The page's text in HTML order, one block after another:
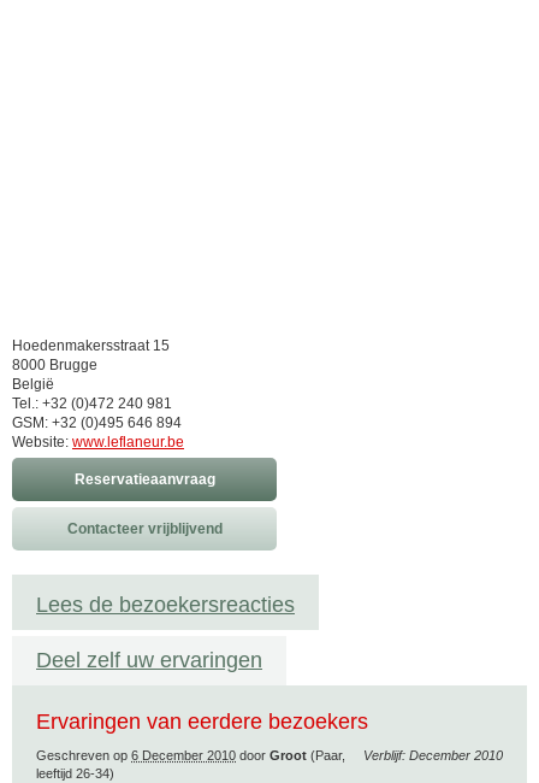
Hoedenmakersstraat 15
8000 Brugge
België
Tel.: +32 (0)472 240 981
GSM: +32 (0)495 646 894
Website: www.leflaneur.be
Reservatieaanvraag
Contacteer vrijblijvend
Lees de bezoekersreacties
Deel zelf uw ervaringen
Ervaringen van eerdere bezoekers
Verblijf: December 2010
Geschreven op 6 December 2010 door Groot (Paar,
leeftijd 26-34)